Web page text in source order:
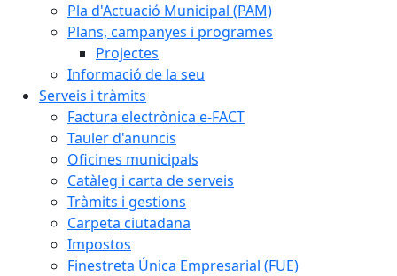
Pla d'Actuació Municipal (PAM)
Plans, campanyes i programes
Projectes
Informació de la seu
Serveis i tràmits
Factura electrònica e-FACT
Tauler d'anuncis
Oficines municipals
Catàleg i carta de serveis
Tràmits i gestions
Carpeta ciutadana
Impostos
Finestreta Única Empresarial (FUE)